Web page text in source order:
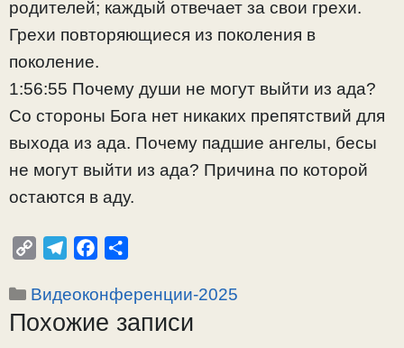
родителей; каждый отвечает за свои грехи.
Грехи повторяющиеся из поколения в
поколение.
1:56:55 Почему души не могут выйти из ада?
Со стороны Бога нет никаких препятствий для
выхода из ада. Почему падшие ангелы, бесы
не могут выйти из ада? Причина по которой
остаются в аду.
p
y
l
e
c
e
п
р
Рубрики
Видеоконференции-2025
Похожие записи